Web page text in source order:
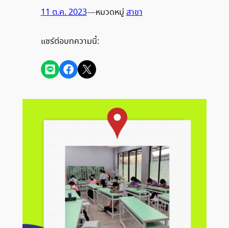
11 ต.ค. 2023—หมวดหมู่สาขา
แชร์ต่อบทความนี้:
Share on LINEShare on Facebook
Share on X